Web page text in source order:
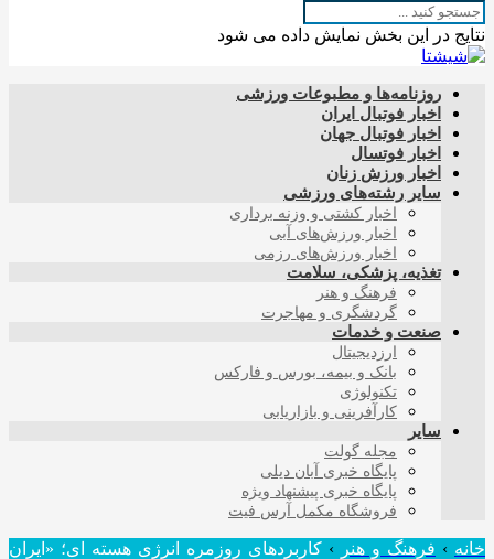
نتایج در این بخش نمایش داده می شود
روزنامه‌ها و مطبوعات ورزشی
اخبار فوتبال ایران
اخبار فوتبال جهان
اخبار فوتسال
اخبار ورزش زنان
سایر رشته‌های ورزشی
اخبار کشتی و وزنه برداری
اخبار ورزش‌های آبی
اخبار ورزش‌های رزمی
تغذیه، پزشکی، سلامت
فرهنگ و هنر
گردشگری و مهاجرت
صنعت و خدمات
ارزدیجیتال
بانک و بیمه، بورس و فارکس
تکنولوژی
کارآفرینی و بازاریابی
سایر
مجله گولت
پایگاه خبری آبان دیلی
پایگاه خبری پیشنهاد ویژه
فروشگاه مکمل آرس فیت
خانه › فرهنگ و هنر › کاربردهای روزمره انرژی هسته ای؛ «ایران